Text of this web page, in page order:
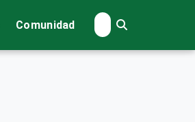
Comunidad